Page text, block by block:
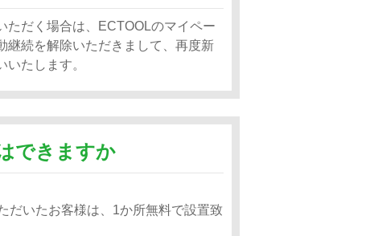
ただく場合は、ECTOOLのマイペー
継続を解除いただきまして、再度新
たします。
できますか
だいたお客様は、1か所無料で設置致